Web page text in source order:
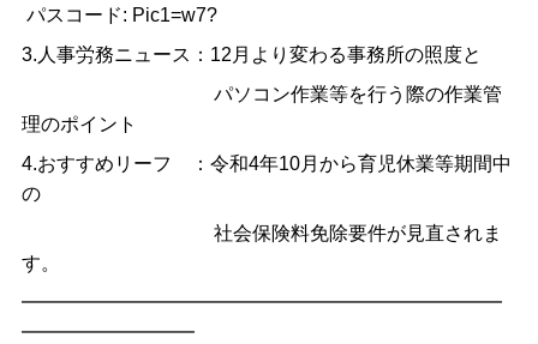
パスコード: Pic1=w7?
3.人事労務ニュース：12月より変わる事務所の照度と
パソコン作業等を行う際の作業管
理のポイント
4.おすすめリーフ ：令和4年10月から育児休業等期間中
の
社会保険料免除要件が見直されま
す。
━━━━━━━━━━━━━━━━━━━━━━━━━
━━━━━━━━━